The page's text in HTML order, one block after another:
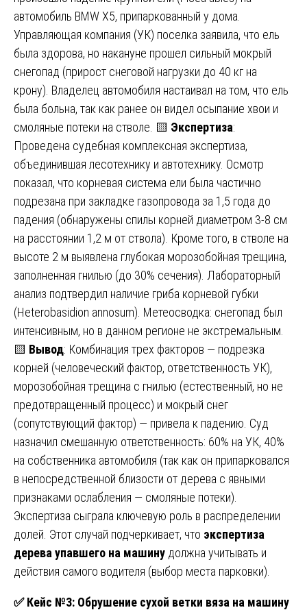
автомобиль BMW X5, припаркованный у дома.
Управляющая компания (УК) поселка заявила, что ель
была здорова, но накануне прошел сильный мокрый
снегопад (прирост снеговой нагрузки до 40 кг на
крону). Владелец автомобиля настаивал на том, что ель
была больна, так как ранее он видел осыпание хвои и
смоляные потеки на стволе. 🟨 Экспертиза:
Проведена судебная комплексная экспертиза,
объединившая лесотехнику и автотехнику. Осмотр
показал, что корневая система ели была частично
подрезана при закладке газопровода за 1,5 года до
падения (обнаружены спилы корней диаметром 3-8 см
на расстоянии 1,2 м от ствола). Кроме того, в стволе на
высоте 2 м выявлена глубокая морозобойная трещина,
заполненная гнилью (до 30% сечения). Лабораторный
анализ подтвердил наличие гриба корневой губки
(Heterobasidion annosum). Метеосводка: снегопад был
интенсивным, но в данном регионе не экстремальным.
🟨 Вывод: Комбинация трех факторов — подрезка
корней (человеческий фактор, ответственность УК),
морозобойная трещина с гнилью (естественный, но не
предотвращенный процесс) и мокрый снег
(сопутствующий фактор) — привела к падению. Суд
назначил смешанную ответственность: 60% на УК, 40%
на собственника автомобиля (так как он припарковался
в непосредственной близости от дерева с явными
признаками ослабления — смоляные потеки).
Экспертиза сыграла ключевую роль в распределении
долей. Этот случай подчеркивает, что экспертиза
дерева упавшего на машину должна учитывать и
действия самого водителя (выбор места парковки).
✅Кейс №3: Обрушение сухой ветки вяза на машину